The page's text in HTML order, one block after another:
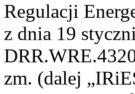
Regulacji
z dnia 19
zm. (dalej